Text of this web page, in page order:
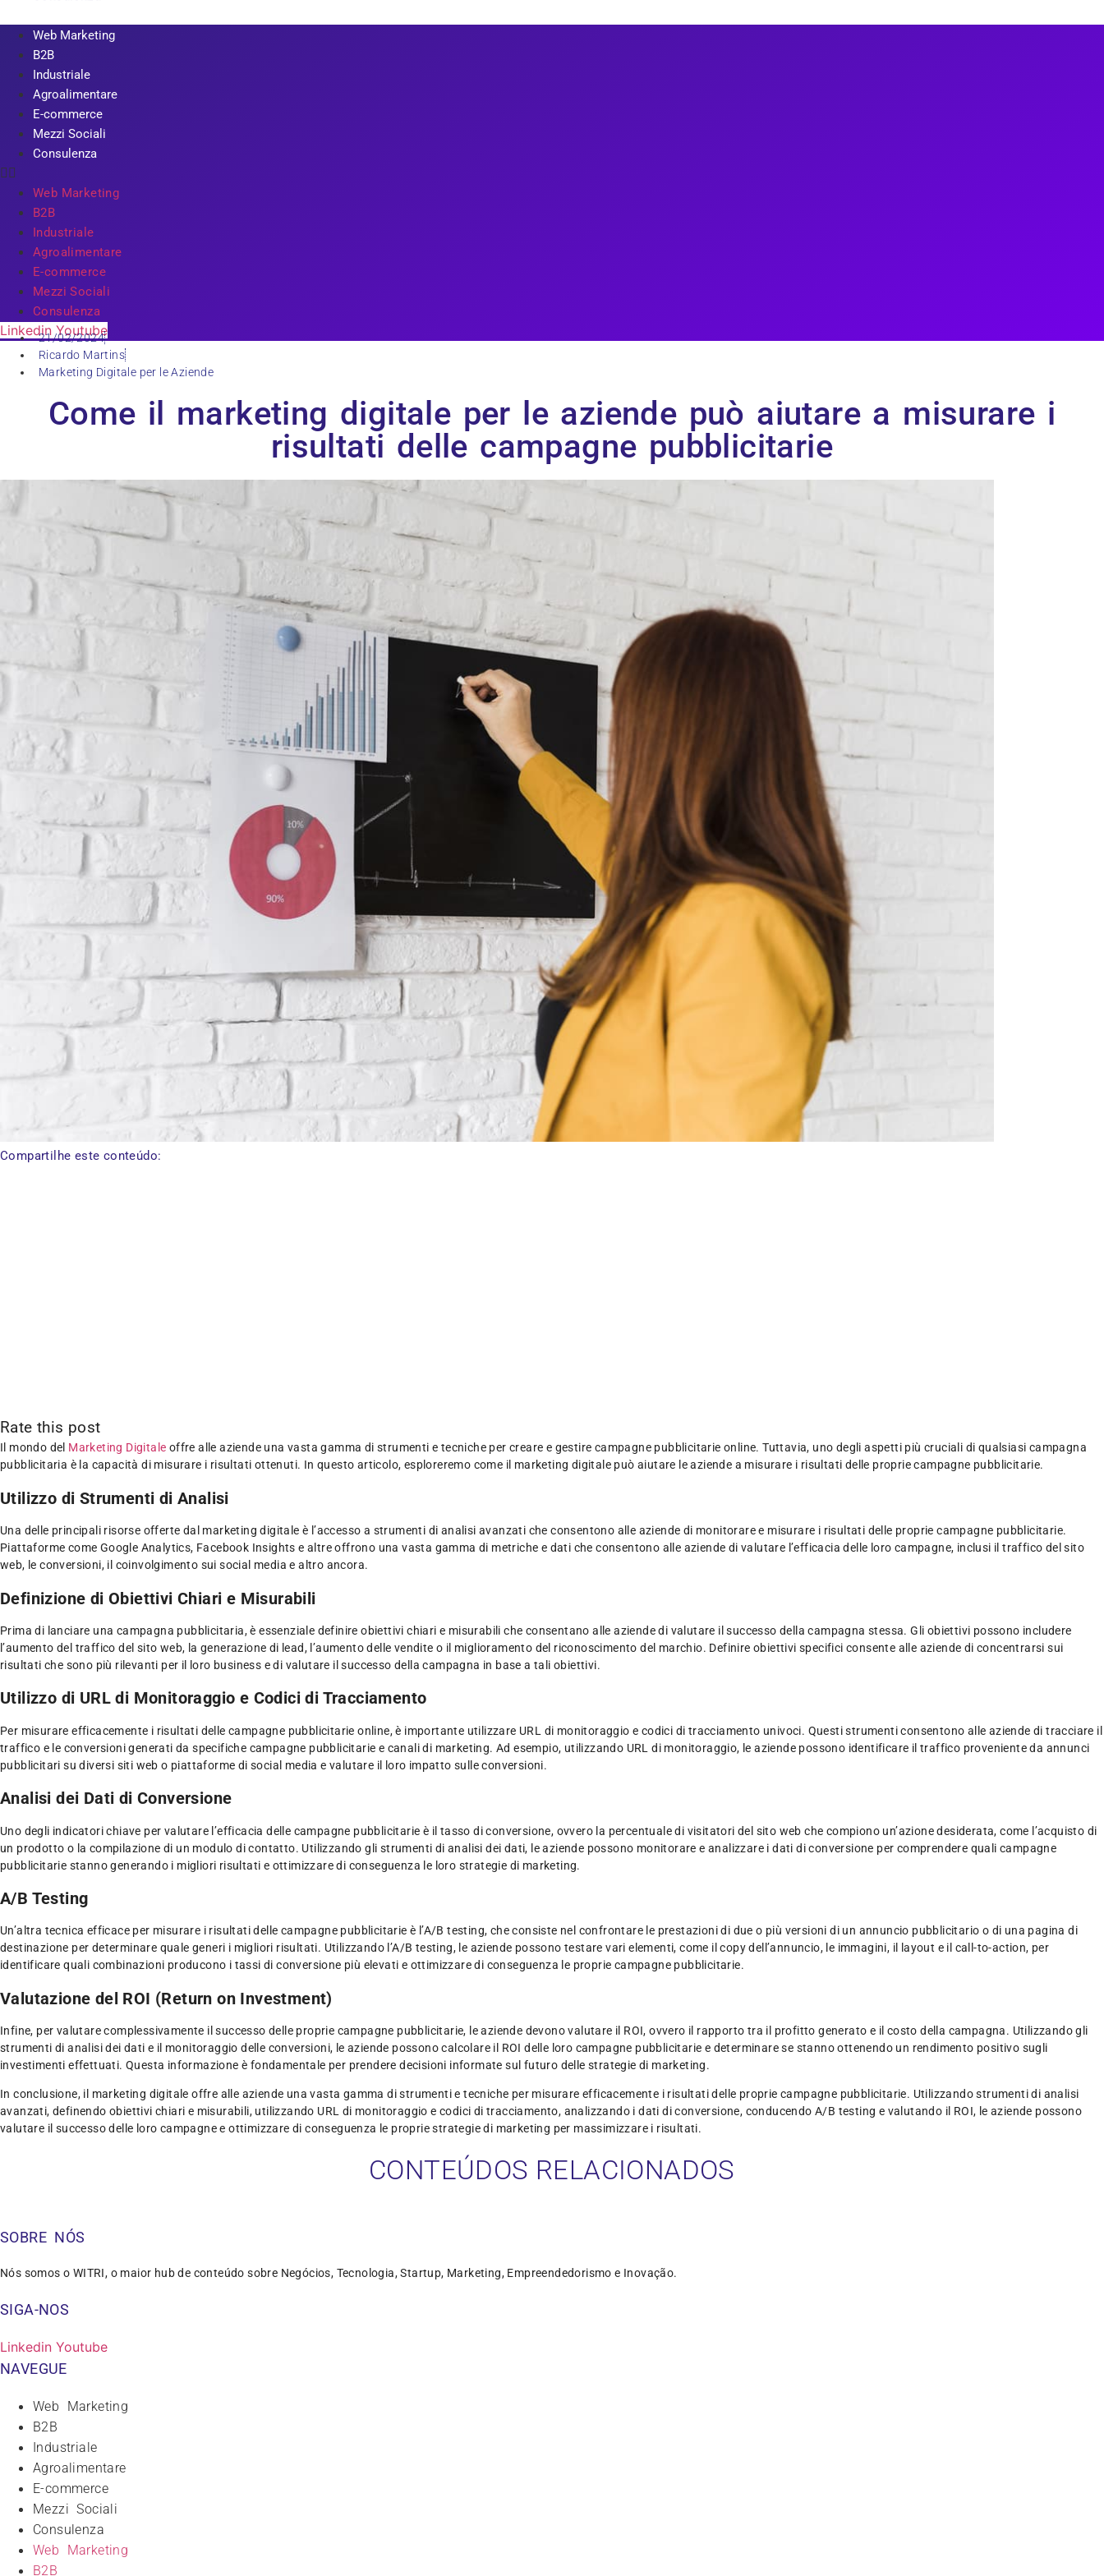
Web Marketing
B2B
Industriale
Agroalimentare
E-commerce
Mezzi Sociali
Consulenza
Web Marketing
B2B
Industriale
Agroalimentare
E-commerce
Mezzi Sociali
Consulenza
Linkedin Youtube
21/02/2024
Ricardo Martins
Marketing Digitale per le Aziende
Come il marketing digitale per le aziende può aiutare a misurare i
risultati delle campagne pubblicitarie
Compartilhe este conteúdo:
Rate this post
Il mondo del Marketing Digitale offre alle aziende una vasta gamma di strumenti e tecniche per creare e gestire campagne pubblicitarie online. Tuttavia, uno degli aspetti più cruciali di qualsiasi campagna
pubblicitaria è la capacità di misurare i risultati ottenuti. In questo articolo, esploreremo come il marketing digitale può aiutare le aziende a misurare i risultati delle proprie campagne pubblicitarie.
Utilizzo di Strumenti di Analisi
Una delle principali risorse offerte dal marketing digitale è l’accesso a strumenti di analisi avanzati che consentono alle aziende di monitorare e misurare i risultati delle proprie campagne pubblicitarie.
Piattaforme come Google Analytics, Facebook Insights e altre offrono una vasta gamma di metriche e dati che consentono alle aziende di valutare l’efficacia delle loro campagne, inclusi il traffico del sito
web, le conversioni, il coinvolgimento sui social media e altro ancora.
Definizione di Obiettivi Chiari e Misurabili
Prima di lanciare una campagna pubblicitaria, è essenziale definire obiettivi chiari e misurabili che consentano alle aziende di valutare il successo della campagna stessa. Gli obiettivi possono includere
l’aumento del traffico del sito web, la generazione di lead, l’aumento delle vendite o il miglioramento del riconoscimento del marchio. Definire obiettivi specifici consente alle aziende di concentrarsi sui
risultati che sono più rilevanti per il loro business e di valutare il successo della campagna in base a tali obiettivi.
Utilizzo di URL di Monitoraggio e Codici di Tracciamento
Per misurare efficacemente i risultati delle campagne pubblicitarie online, è importante utilizzare URL di monitoraggio e codici di tracciamento univoci. Questi strumenti consentono alle aziende di tracciare il
traffico e le conversioni generati da specifiche campagne pubblicitarie e canali di marketing. Ad esempio, utilizzando URL di monitoraggio, le aziende possono identificare il traffico proveniente da annunci
pubblicitari su diversi siti web o piattaforme di social media e valutare il loro impatto sulle conversioni.
Analisi dei Dati di Conversione
Uno degli indicatori chiave per valutare l’efficacia delle campagne pubblicitarie è il tasso di conversione, ovvero la percentuale di visitatori del sito web che compiono un’azione desiderata, come l’acquisto di
un prodotto o la compilazione di un modulo di contatto. Utilizzando gli strumenti di analisi dei dati, le aziende possono monitorare e analizzare i dati di conversione per comprendere quali campagne
pubblicitarie stanno generando i migliori risultati e ottimizzare di conseguenza le loro strategie di marketing.
A/B Testing
Un’altra tecnica efficace per misurare i risultati delle campagne pubblicitarie è l’A/B testing, che consiste nel confrontare le prestazioni di due o più versioni di un annuncio pubblicitario o di una pagina di
destinazione per determinare quale generi i migliori risultati. Utilizzando l’A/B testing, le aziende possono testare vari elementi, come il copy dell’annuncio, le immagini, il layout e il call-to-action, per
identificare quali combinazioni producono i tassi di conversione più elevati e ottimizzare di conseguenza le proprie campagne pubblicitarie.
Valutazione del ROI (Return on Investment)
Infine, per valutare complessivamente il successo delle proprie campagne pubblicitarie, le aziende devono valutare il ROI, ovvero il rapporto tra il profitto generato e il costo della campagna. Utilizzando gli
strumenti di analisi dei dati e il monitoraggio delle conversioni, le aziende possono calcolare il ROI delle loro campagne pubblicitarie e determinare se stanno ottenendo un rendimento positivo sugli
investimenti effettuati. Questa informazione è fondamentale per prendere decisioni informate sul futuro delle strategie di marketing.
In conclusione, il marketing digitale offre alle aziende una vasta gamma di strumenti e tecniche per misurare efficacemente i risultati delle proprie campagne pubblicitarie. Utilizzando strumenti di analisi
avanzati, definendo obiettivi chiari e misurabili, utilizzando URL di monitoraggio e codici di tracciamento, analizzando i dati di conversione, conducendo A/B testing e valutando il ROI, le aziende possono
valutare il successo delle loro campagne e ottimizzare di conseguenza le proprie strategie di marketing per massimizzare i risultati.
CONTEÚDOS RELACIONADOS
SOBRE NÓS
Nós somos o WITRI, o maior hub de conteúdo sobre Negócios, Tecnologia, Startup, Marketing, Empreendedorismo e Inovação.
SIGA-NOS
Linkedin Youtube
NAVEGUE
Web Marketing
B2B
Industriale
Agroalimentare
E-commerce
Mezzi Sociali
Consulenza
Web Marketing
B2B